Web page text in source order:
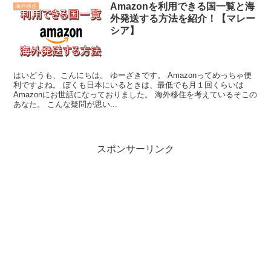
海外移住
Amazonを利用できる国一覧と海
外発送する方法を紹介！【マレー
シア】
はいどうも、こんにちは。 ゆーざきです。 Amazonってめっちゃ便
利ですよね。 ぼくも日本にいるときは、最低でも月１回くらいは
Amazonにお世話になっておりました。 海外移住を考えているそこの
あなた。 こんな疑問が思い...
スポンサーリンク